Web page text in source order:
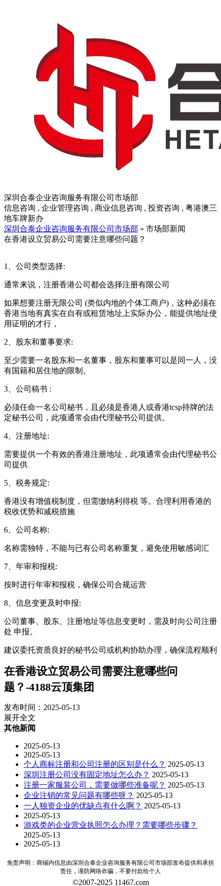
深圳合泰企业咨询服务有限公司市场部
信息咨询 , 企业管理咨询 , 商业信息咨询 , 投资咨询 , 粤港澳三
地车牌新办
深圳合泰企业咨询服务有限公司市场部 » 市场部新闻
在香港设立贸易公司需要注意哪些问题？
1、公司类型选择:
通常来说，注册香港公司都会选择注册有限公司
如果想要注册无限公司 (类似内地的个体工商户)，这种必须在
香港当地有真实在自有或租赁地址上实际办公，能提供地址使
用证明的才行，
2、股东和董事要求:
至少需要一名股东和一名董事，股东和董事可以是同一人，没
有国籍和居住地的限制。
3、公司稿书 :
必须任命一名公司秘书，且必须是香港人或香港tcsp持牌的法
定秘书公司，此项通常会由代理秘书公司提供。
4、注册地址:
需要提供一个有效的香港注册地址，此项通常会由代理秘书公
司提供
5、税务规定:
香港没有增值税制度，但需缴纳利得税 等。合理利用香港的
税收优势和减税措施
6、公司名称:
名称需独特，不能与已有公司名称重复，避免使用敏感词汇
7、年审和报税:
按时进行年审和报税，确保公司合规运营
8、信息变更及时申报:
公司董事、股东、注册地址等信息变更时，需及时向公司注册
处 申报。
建议委托资质良好的秘书公司或机构协助办理，确保流程顺利
在香港设立贸易公司需要注意哪些问
题？-4188云顶集团
发布时间：2025-05-13
展开全文
其他新闻
2025-05-13
2025-05-13
个人商标注册和公司注册的区别是什么？ 2025-05-13
深圳注册公司没有固定地址怎么办？ 2025-05-13
注册一家服装公司，需要做哪些准备呢？ 2025-05-13
企业注销的常见问题有哪些呀？ 2025-05-13
一人独资企业的优缺点有什么啊？ 2025-05-13
2025-05-13
游戏类的企业营业执照怎么办理？需要哪些步骤？
2025-05-13
2025-05-13
免责声明：商铺内信息由深圳合泰企业咨询服务有限公司市场部发布提供和承担
责任，谨防网络诈骗，不要付款给个人
©2007-2025 11467.com